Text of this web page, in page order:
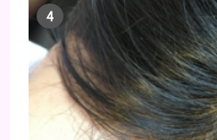
を高め、荒れた肌を内側か
ビタミンA：レバー、人参、
人参、ほうれん草などに含
ターンオーバーを正常化し
ます。特にレバーは吸収率の
即効性が期待でき...